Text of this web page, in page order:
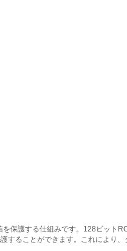
保護する仕組みです。128ビット
ることができます。これにより